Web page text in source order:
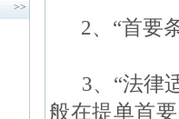
>>
2、“首要条
3、“法律适
般在提单首